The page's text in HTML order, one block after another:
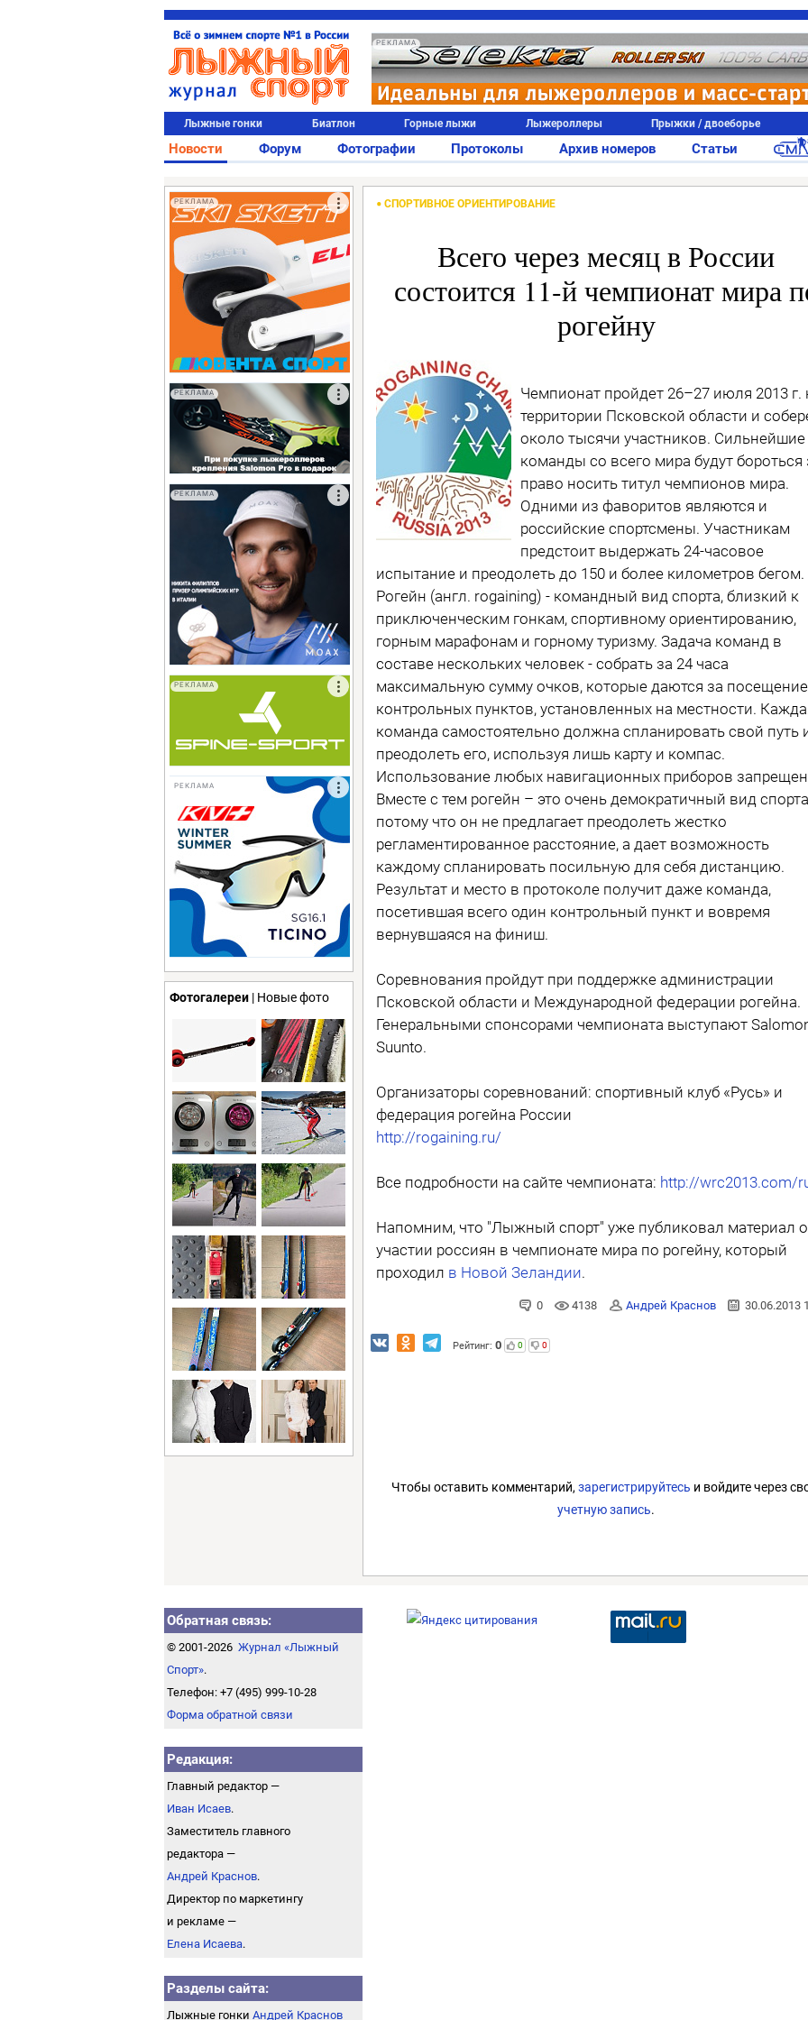
РЕКЛАМА
Лыжные гонки Биатлон Горные лыжи Лыжероллеры Прыжки / двоеборье
Новости Форум Фотографии Протоколы Архив номеров Статьи
РЕКЛАМА
РЕКЛАМА
РЕКЛАМА
РЕКЛАМА
РЕКЛАМА
Фотогалереи | Новые фото
СПОРТИВНОЕ ОРИЕНТИРОВАНИЕ
Всего через месяц в России
состоится 11-й чемпионат мира
рогейну
Чемпионат пройдет 26–27 июля 2013 г.
территории Псковской области и
около тысячи участников. Сильнейшие
команды со всего мира будут бороться
право носить титул чемпионов мира.
Одними из фаворитов являются и
российские спортсмены. Участникам
предстоит выдержать 24-часовое
испытание и преодолеть до 150 и более километров бегом.
Рогейн (англ. rogaining) - командный вид спорта, близкий к
приключенческим гонкам, спортивному ориентированию,
горным марафонам и горному туризму. Задача команд в
составе нескольких человек - собрать за 24 часа
максимальную сумму очков, которые даются за посещение
контрольных пунктов, установленных на местности.
команда самостоятельно должна спланировать свой путь
преодолеть его, используя лишь карту и компас.
Использование любых навигационных приборов
Вместе с тем рогейн – это очень демократичный вид
потому что он не предлагает преодолеть жестко
регламентированное расстояние, а дает возможность
каждому спланировать посильную для себя дистанцию.
Результат и место в протоколе получит даже команда,
посетившая всего один контрольный пункт и вовремя
вернувшаяся на финиш.
Соревнования пройдут при поддержке администрации
Псковской области и Международной федерации рогейна.
Генеральными спонсорами чемпионата выступают
Suunto.
Организаторы соревнований: спортивный клуб «Русь» и
федерация рогейна России
http://rogaining.ru/
Все подробности на сайте чемпионата: http://wrc2013.com/
Напомним, что "Лыжный спорт" уже публиковал материал
участии россиян в чемпионате мира по рогейну, который
проходил в Новой Зеландии.
0 4138 Андрей Краснов 30.06.2013
Рейтинг: 0 0 0
Чтобы оставить комментарий, зарегистрируйтесь и войдите через
учетную запись.
Обратная связь:
© 2001-2026 Журнал «Лыжный
Спорт».
Телефон: +7 (495) 999-10-28
Форма обратной связи
Редакция:
Главный редактор —
Иван Исаев.
Заместитель главного
редактора —
Андрей Краснов.
Директор по маркетингу
и рекламе —
Елена Исаева.
Разделы сайта:
Лыжные гонки Андрей Краснов